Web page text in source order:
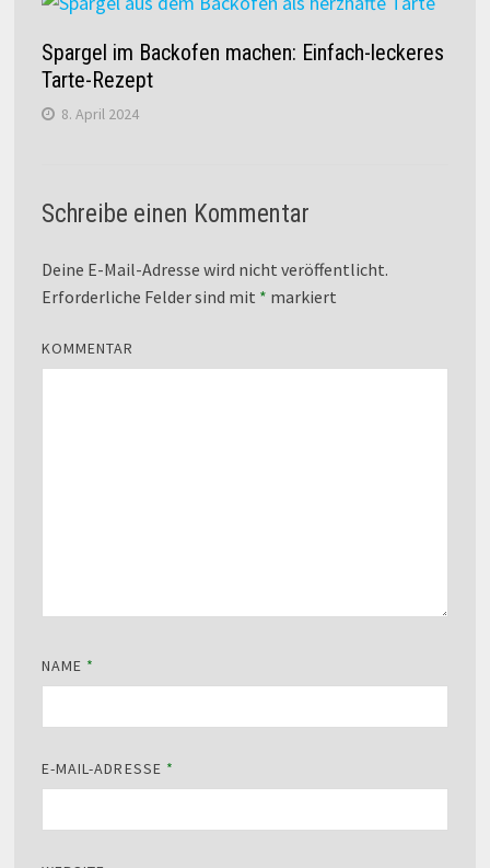
Spargel im Backofen machen: Einfach-leckeres
Tarte-Rezept
8. April 2024
Schreibe einen Kommentar
Deine E-Mail-Adresse wird nicht veröffentlicht.
Erforderliche Felder sind mit * markiert
KOMMENTAR
NAME *
E-MAIL-ADRESSE *